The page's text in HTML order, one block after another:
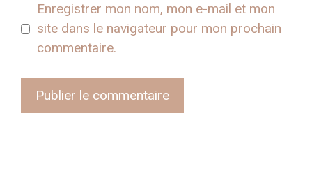
Enregistrer mon nom, mon e-mail et mon
site dans le navigateur pour mon prochain
commentaire.